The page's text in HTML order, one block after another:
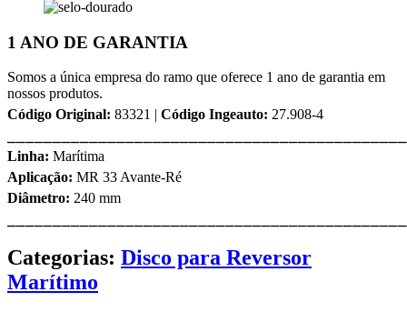
1 ANO DE GARANTIA
Somos a única empresa do ramo que oferece 1 ano de garantia em
nossos produtos.
Código Original: 83321 | Código Ingeauto: 27.908-4
Linha: Marítima
Aplicação: MR 33 Avante-Ré
Diâmetro: 240 mm
Categorias: Disco para Reversor
Marítimo